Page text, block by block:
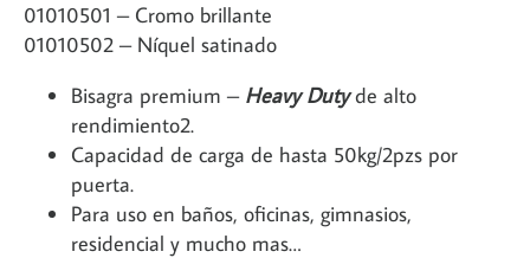
01010501 – Cromo brillante
01010502 – Níquel satinado
Bisagra premium – Heavy Dutyde alto
rendimiento2.
Capacidad de carga de hasta 50kg/2pzs por
puerta.
Para uso en baños, oficinas, gimnasios,
residencial y mucho mas…